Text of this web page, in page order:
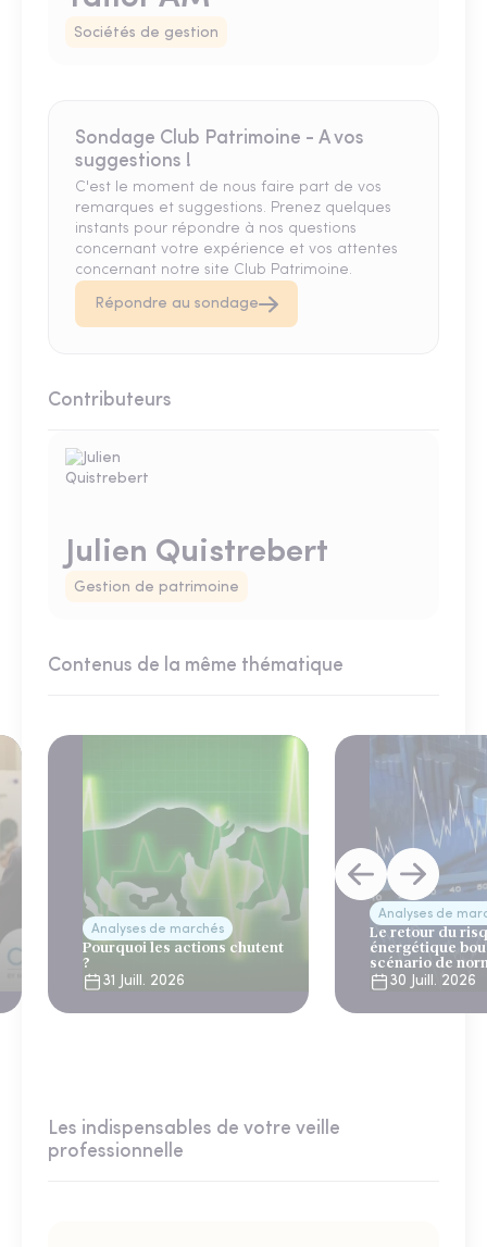
Sociétés de gestion
Sondage Club Patrimoine - A vos
suggestions !
C'est le moment de nous faire part de vos
remarques et suggestions. Prenez quelques
instants pour répondre à nos questions
concernant votre expérience et vos attentes
concernant notre site Club Patrimoine.
Répondre au sondage
Contributeurs
Julien Quistrebert
Gestion de patrimoine
Contenus de la même thématique
Analyses de marchés
Pourquoi les actions chutent
?
31 Juill. 2026
Analyses de
Le retour du
énergétique
scénario de
30 Juill. 2026
Les indispensables de votre veille
professionnelle